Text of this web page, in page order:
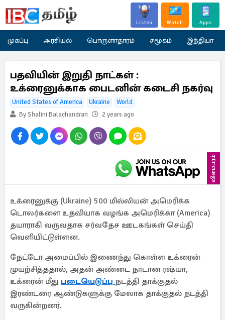
Listen Watch Apps
முகப்பு அரசியல் பொருளாதாரம் சமூகம் இந்தியா
பதவியின் இறுதி நாட்கள் :
உக்ரைனுக்காக பைடனின் கடைசி நகர்வு
United States of America Ukraine
World
By Shalini Balachandran
2 years ago
விளம்பரம்
உக்ரைனுக்கு (Ukraine) 500 மில்லியன் அமெரிக்க
டொலர்களை உதவியாக வழங்க அமெரிக்கா (America)
தயாராகி வருவதாக சர்வதேச ஊடகங்கள் செய்தி
வெளியிட்டுள்ளன.
நேட்டோ அமைப்பில் இணைந்து கொள்ள உக்ரைன்
முயற்சித்ததால், அதன் அண்டை நாடான ரஷ்யா,
உக்ரைன் மீது படையெடுப்பு நடத்தி தாக்குதல்
இரண்டரை ஆண்டுகளுக்கு மேலாக தாக்குதல் நடத்தி
வருகின்றனர்.